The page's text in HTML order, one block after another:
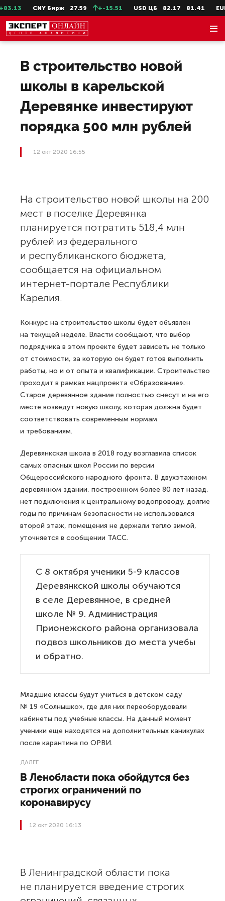
CNY Бирж 27.59 +-15.51 USD ЦБ 82.17 81.41 EUR
В строительство новой
школы в карельской
Деревянке инвестируют
порядка 500 млн рублей
12 окт 2020 16:55
На строительство новой школы на 200
мест в поселке Деревянка
планируется потратить 518,4 млн
рублей из федерального
и республиканского бюджета,
сообщается на официальном
интернет-портале Республики
Карелия.
Конкурс на строительство школы будет объявлен
на текущей неделе. Власти сообщают, что выбор
подрядчика в этом проекте будет зависеть не только
от стоимости, за которую он будет готов выполнить
работы, но и от опыта и квалификации. Строительство
проходит в рамках нацпроекта «Образование».
Старое деревянное здание полностью снесут и на его
месте возведут новую школу, которая должна будет
соответствовать современным нормам
и требованиям.
Деревянкская школа в 2018 году возглавила список
самых опасных школ России по версии
Общероссийского народного фронта. В двухэтажном
деревянном здании, построенном более 80 лет назад,
нет подключения к центральному водопроводу, долгие
годы по причинам безопасности не использовался
второй этаж, помещения не держали тепло зимой,
уточняется в сообщении ТАСС.
С 8 октября ученики 5-9 классов
Деревянкской школы обучаются
в селе Деревянное, в средней
школе № 9. Администрация
Прионежского района организовала
подвоз школьников до места учебы
и обратно.
Младшие классы будут учиться в детском саду
№ 19 «Солнышко», где для них переоборудовали
кабинеты под учебные классы. На данный момент
ученики еще находятся на дополнительных каникулах
после карантина по ОРВИ.
ДАЛЕЕ
В Ленобласти пока обойдутся без
строгих ограничений по
коронавирусу
12 окт 2020 16:13
В Ленинградской области пока
не планируется введение строгих